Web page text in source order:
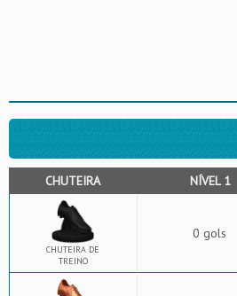
CHUTEIRA NÍVEL 1
CHUTEIRA DE
TREINO
0 gols